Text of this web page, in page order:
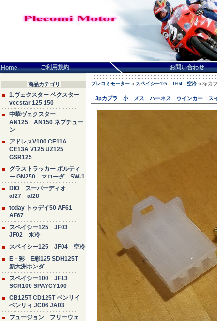
Home ご利用規約 お問い合わせ
商品カテゴリ
1.ヴェクスター ベクスター
vecstar 125 150
中華ヴェクスター
AN125 AN150 ネプチュー
ン
アドレスV100 CE11A
CE13A V125 UZ125
GSR125
グラストラッカー ボルティ
ー GN250 マローダ SW-1
DIO スーパーディオ
af27 af28
today トゥデイ50 AF61
AF67
スペイシー125 JF03
JF02 水冷
スペイシー125 JF04 空冷
E－彩 E彩125 SDH125T
新大洲ホンダ
スペイシー100 JF13
SCR100 SPAYCY100
CB125T CD125T ベンリイ
ベンリィ JC06 JA03
フュージョン フリーウェ
プレコミモーター :: スペイシー125 JF04 空冷 :: 3pカ
3pカプラ 小 メス ハーネス ウインカー ス